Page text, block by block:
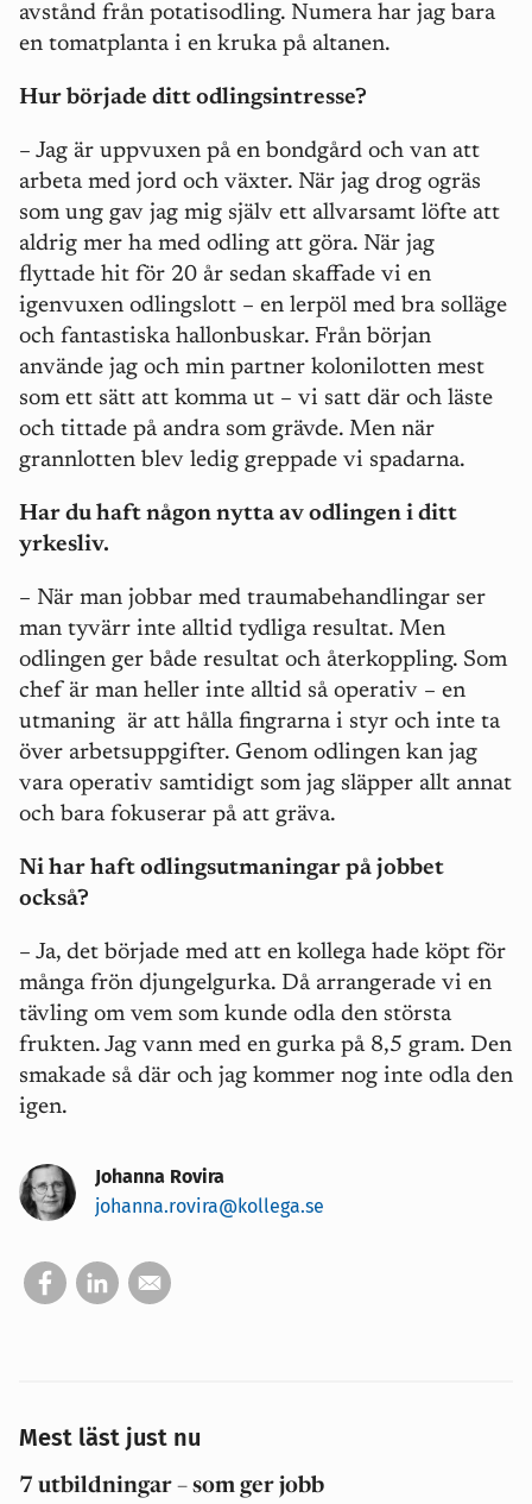
avstånd från potatisodling. Numera har jag bara
en tomatplanta i en kruka på altanen.
Hur började ditt odlingsintresse?
– Jag är uppvuxen på en bondgård och van att
arbeta med jord och växter. När jag drog ogräs
som ung gav jag mig själv ett allvarsamt löfte att
aldrig mer ha med odling att göra. När jag
flyttade hit för 20 år sedan skaffade vi en
igenvuxen odlingslott – en lerpöl med bra solläge
och fantastiska hallonbuskar. Från början
använde jag och min partner kolonilotten mest
som ett sätt att komma ut – vi satt där och läste
och tittade på andra som grävde. Men när
grannlotten blev ledig greppade vi spadarna.
Har du haft någon nytta av odlingen i ditt
yrkesliv.
– När man jobbar med traumabehandlingar ser
man tyvärr inte alltid tydliga resultat. Men
odlingen ger både resultat och återkoppling. Som
chef är man heller inte alltid så operativ – en
utmaning är att hålla fingrarna i styr och inte ta
över arbetsuppgifter. Genom odlingen kan jag
vara operativ samtidigt som jag släpper allt annat
och bara fokuserar på att gräva.
Ni har haft odlingsutmaningar på jobbet
också?
– Ja, det började med att en kollega hade köpt för
många frön djungelgurka. Då arrangerade vi en
tävling om vem som kunde odla den största
frukten. Jag vann med en gurka på 8,5 gram. Den
smakade så där och jag kommer nog inte odla den
igen.
Johanna Rovira
johanna.rovira@kollega.se
Mest läst just nu
7 utbildningar – som ger jobb